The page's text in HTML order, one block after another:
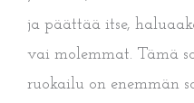
ja päättää itse,
vai molemmat. Tämä
ruokailu on enemmän